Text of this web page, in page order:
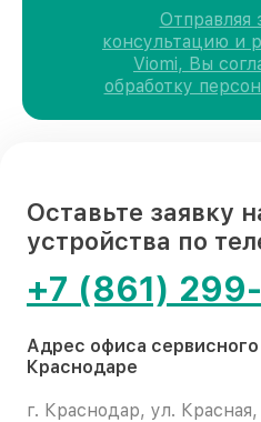
Отправляя
консультацию и
Viomi, Вы
обработку
Оставьте заявку
устройства по
+7 (861)
Адрес офиса сервисного
Краснодаре
г. Краснодар, ул. Красная,